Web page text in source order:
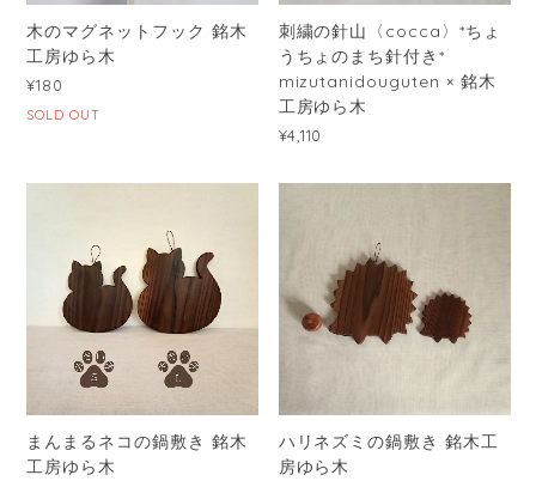
木のマグネットフック 銘木
工房ゆら木
¥180
SOLD OUT
刺繍の針山〈cocca〉*ちょ
うちょのまち針付き*
mizutanidouguten × 銘木
工房ゆら木
¥4,110
まんまるネコの鍋敷き 銘木
工房ゆら木
ハリネズミの鍋敷き 銘木工
房ゆら木